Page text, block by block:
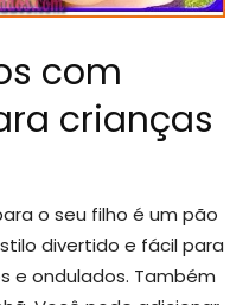
com
crianças
o seu filho é um pão
divertido e fácil para
e ondulados. Também